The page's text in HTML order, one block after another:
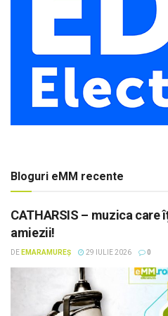
Bloguri eMM recente
CATHARSIS – muzica care
amiezii!
DE EMARAMUREȘ 29 IULIE 2026 0